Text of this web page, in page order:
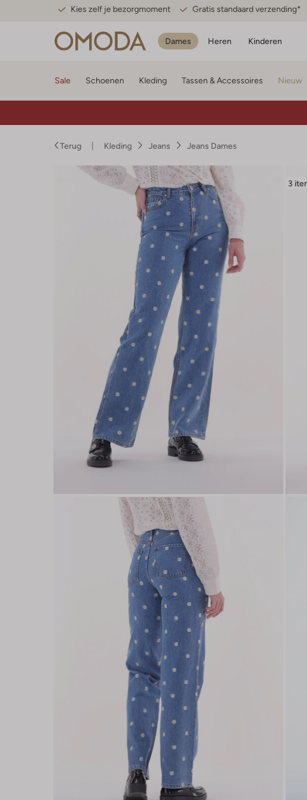
Kies zelf je bezorgmoment Gratis standaard verzending*
Dames Heren Kinderen
Sale Schoenen Kleding Tassen & Accessoires Nieuw
Terug Kleding Jeans Jeans Dames
3